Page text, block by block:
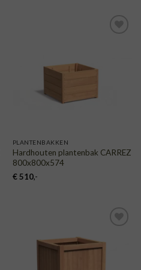
VERLANGLIJST
PLANTENBAKKEN
Hardhouten plantenbak CARREZ
800x800x574
€510,-
TOEVOEGEN
AAN